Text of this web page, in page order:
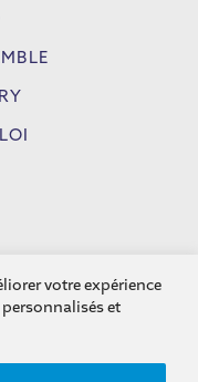
votre expérience
et